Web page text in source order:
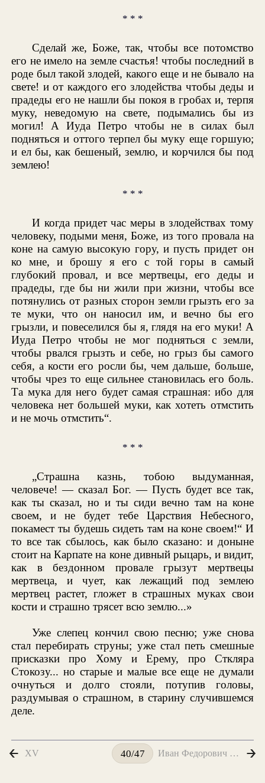
* * *
Сделай же, Боже, так, чтобы все потомство
его не имело на земле счастья! чтобы последний в
роде был такой злодей, какого еще и не бывало на
свете! и от каждого его злодейства чтобы деды и
прадеды его не нашли бы покоя в гробах и, терпя
муку, неведомую на свете, подымались бы из
могил! А Иуда Петро чтобы не в силах был
подняться и оттого терпел бы муку еще горшую;
и ел бы, как бешеный, землю, и корчился бы под
землею!
* * *
И когда придет час меры в злодействах тому
человеку, подыми меня, Боже, из того провала на
коне на самую высокую гору, и пусть придет он
ко мне, и брошу я его с той горы в самый
глубокий провал, и все мертвецы, его деды и
прадеды, где бы ни жили при жизни, чтобы все
потянулись от разных сторон земли грызть его за
те муки, что он наносил им, и вечно бы его
грызли, и повеселился бы я, глядя на его муки! А
Иуда Петро чтобы не мог подняться с земли,
чтобы рвался грызть и себе, но грыз бы самого
себя, а кости его росли бы, чем дальше, больше,
чтобы чрез то еще сильнее становилась его боль.
Та мука для него будет самая страшная: ибо для
человека нет большей муки, как хотеть отмстить
и не мочь отмстить“.
* * *
„Страшна казнь, тобою выдуманная,
человече! — сказал Бог. — Пусть будет все так,
как ты сказал, но и ты сиди вечно там на коне
своем, и не будет тебе Царствия Небесного,
покамест ты будешь сидеть там на коне своем!“ И
то все так сбылось, как было сказано: и доныне
стоит на Карпате на коне дивный рыцарь, и видит,
как в бездонном провале грызут мертвецы
мертвеца, и чует, как лежащий под землею
мертвец растет, гложет в страшных муках свои
кости и страшно трясет всю землю...»
Уже слепец кончил свою песню; уже снова
стал перебирать струны; уже стал петь смешные
присказки про Хому и Ерему, про Сткляра
Стокозу... но старые и малые все еще не думали
очнуться и долго стояли, потупив головы,
раздумывая о страшном, в старину случившемся
деле.
XV 40/47 Иван Федорович Шпонька и его тетушка